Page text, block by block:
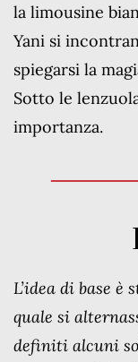
la limousine
Yani si
spiegarsi la
Sotto le
importanza.
L’idea di base
quale si
definiti alcuni